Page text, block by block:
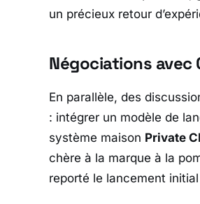
un précieux retour
Négociations avec
En parallèle, des
: intégrer un modèle de
système maison Private
chère à la marque à la
reporté le lancement